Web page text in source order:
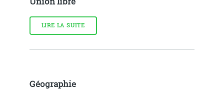
LIRE LA SUITE
Géographie